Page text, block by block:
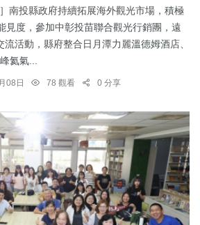
南投縣政府持續拓展海外觀光市場，積極
見度，參加中彰投苗聯合觀光行銷團，遠
活動，縣府整合日月潭力麗溫德姆酒店、
氦氣...
08日 78 觀看 0 分享